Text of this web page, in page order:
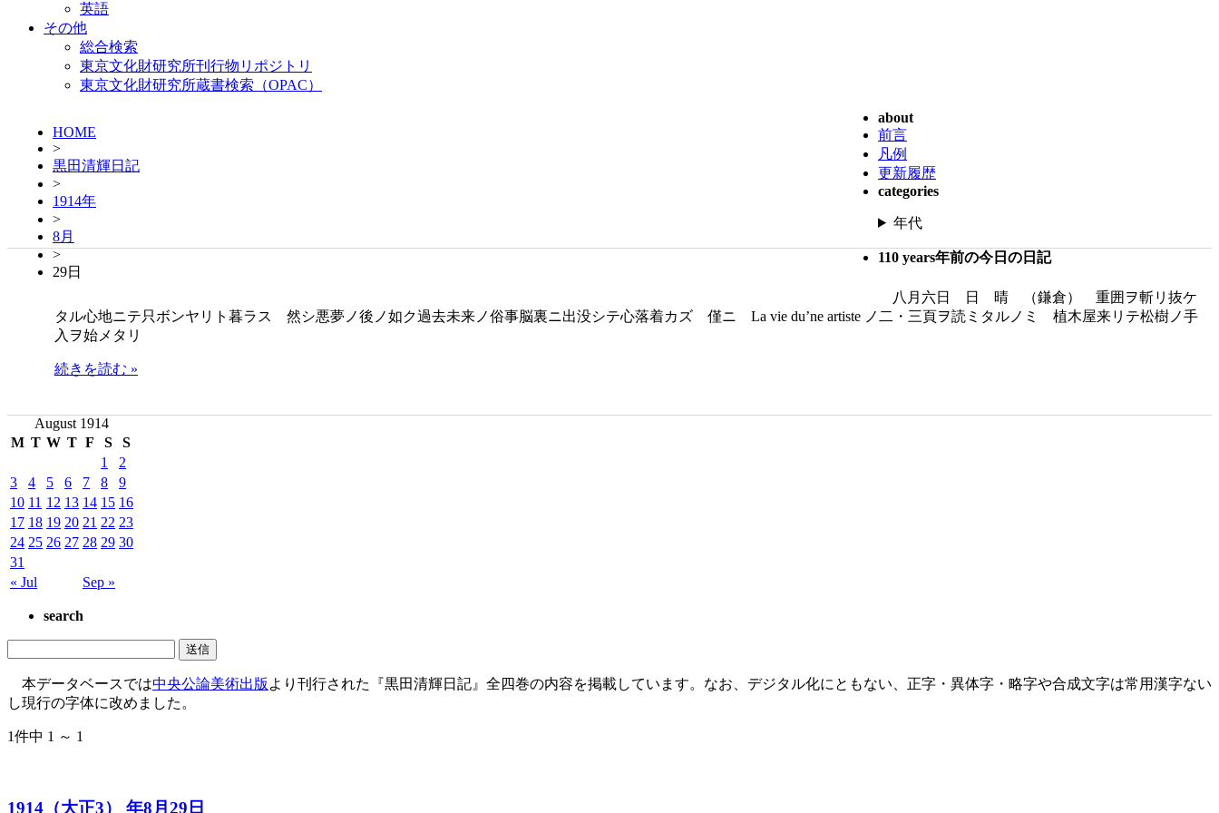
英語
その他
総合検索
東京文化財研究所刊行物リポジトリ
東京文化財研究所蔵書検索（OPAC）
HOME
>
黒田清輝日記
>
1914年
>
8月
>
29日
about
前言
凡例
更新履歴
categories
年代
110 years年前の今日の日記
八月六日 日 晴 （鎌倉） 重囲ヲ斬リ抜ケ
タル心地ニテ只ボンヤリト暮ラス 然シ悪夢ノ後ノ如ク過去未来ノ俗事脳裏ニ出没シテ心落着カズ 僅ニ La vie du’ne artiste ノ二・三頁ヲ読ミタルノミ 植木屋来リテ松樹ノ手
入ヲ始メタリ
続きを読む »
August 1914
M T W T F S S
« Jul Sep »
1
2
3
4 5 6 7 8
9
10 11 12 13 14 15 16
17 18 19 20 21 22 23
24 25 26 27 28 29 30
31
search
本データベースでは中央公論美術出版 より刊行された『黒田清輝日記』全四巻の内容を掲載しています。なお、デジタル化にともない、正字・異体字・略字や合成文字は常用漢字ない
し現行の字体に改めました。
1件中 1 ～ 1
1914（大正3） 年8月29日